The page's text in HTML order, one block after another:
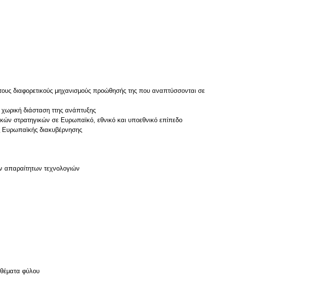
τους διαφορετικούς μηχανισμούς προώθησής της που αναπτύσσονται σε
διάσταση ττης ανάπτυξης
στρατηγικών σε Ευρωπαϊκό, εθνικό και υποεθνικό επίπεδο
Ευρωπαϊκής διακυβέρνησης
τεχνολογιών
θέματα φύλου